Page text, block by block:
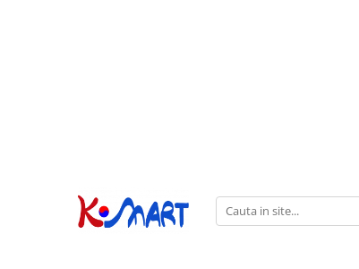
Bază de Supă